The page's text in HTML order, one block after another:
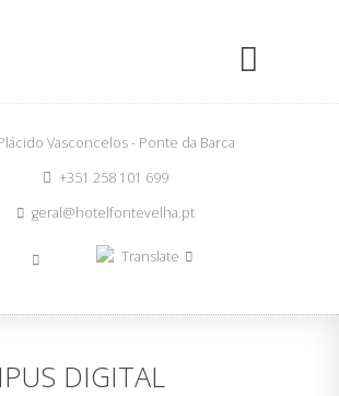
Vasconcelos - Ponte da Barca
+351 258 101 699
geral@hotelfontevelha.pt
Translate
DIGITAL